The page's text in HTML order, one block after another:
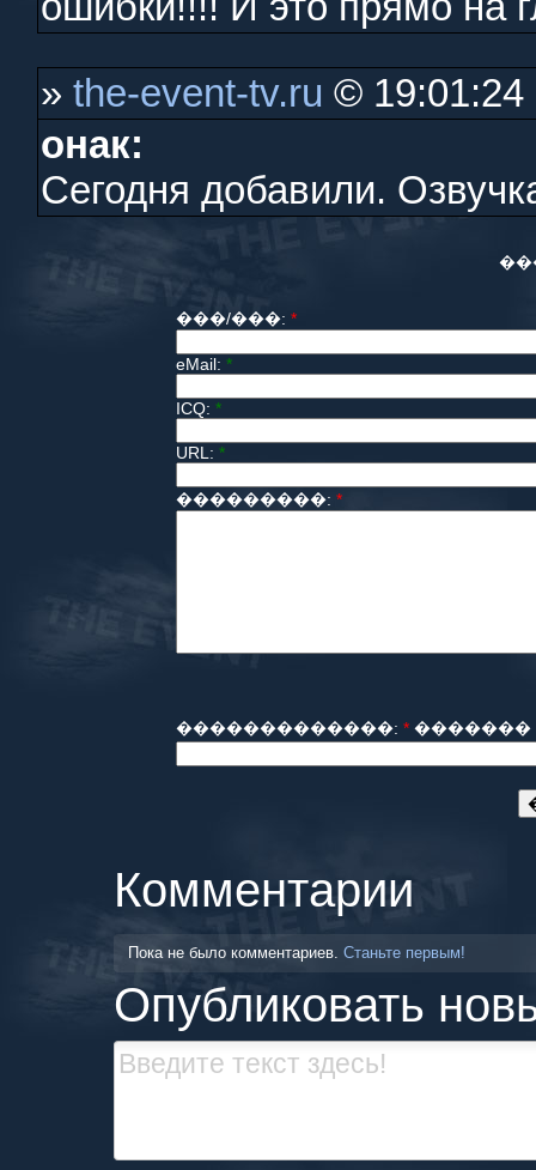
» the-event-tv.ru © 19:01:24
онак:
Сегодня добавили.
���/���: *
eMail: *
ICQ: *
URL: *
���������: *
�������������: * �������
Комментарии
Пока не было комментариев. Станьте первым!
Опубликовать